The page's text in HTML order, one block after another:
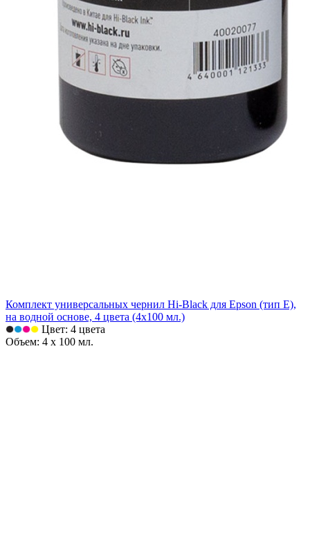
Комплект универсальных чернил Hi-Black для Epson (тип E),
на водной основе, 4 цвета (4х100 мл.)
Цвет: 4 цвета
Объем: 4 х 100 мл.